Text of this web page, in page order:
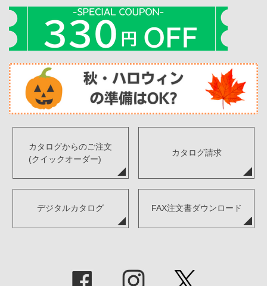
カタログからのご注文
(クイックオーダー)
カタログ請求
デジタルカタログ FAX注文書ダウンロード